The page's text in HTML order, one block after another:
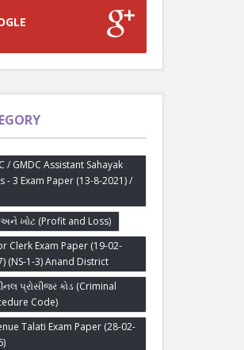
/ GMDC Assistant Sahayak
- 3 Exam Paper (13-8-2021) /
ખોટ (Profit and Loss)
Clerk Exam Paper (19-02-
(NS-1-3) Anand District
પ્રોસીજર કોડ (Criminal
Code)
Talati Exam Paper (28-02-